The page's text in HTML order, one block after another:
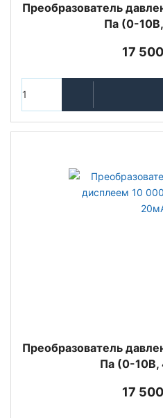
Преобразователь
Па (0-
17 500
Преобразователь
Па (0-
17 500